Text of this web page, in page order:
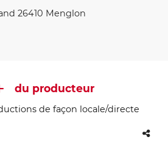
26410 Menglon
du producteur
de façon locale/directe